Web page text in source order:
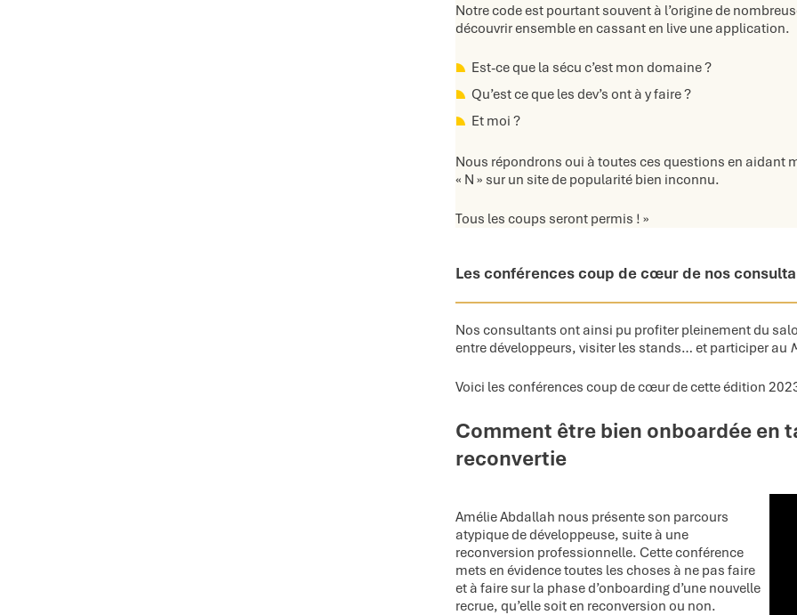
Notre code est pourtant souvent à l’origine de
découvrir ensemble en cassant en live une application.
Est-ce que la sécu c’est mon domaine ?
Qu’est ce que les dev’s ont à y faire ?
Et moi ?
Nous répondrons oui à toutes ces questions en aidant
« N » sur un site de popularité bien inconnu.
Tous les coups seront permis ! »
Les conférences coup de cœur de nos
Nos consultants ont ainsi pu profiter pleinement du
entre développeurs, visiter les stands… et participer au
Voici les conférences coup de cœur de cette édition
Comment être bien onboardée en
reconvertie
Amélie Abdallah nous présente son parcours
atypique de développeuse, suite à une
reconversion professionnelle. Cette conférence
mets en évidence toutes les choses à ne pas faire
et à faire sur la phase d’onboarding d’une nouvelle
recrue, qu’elle soit en reconversion ou non.